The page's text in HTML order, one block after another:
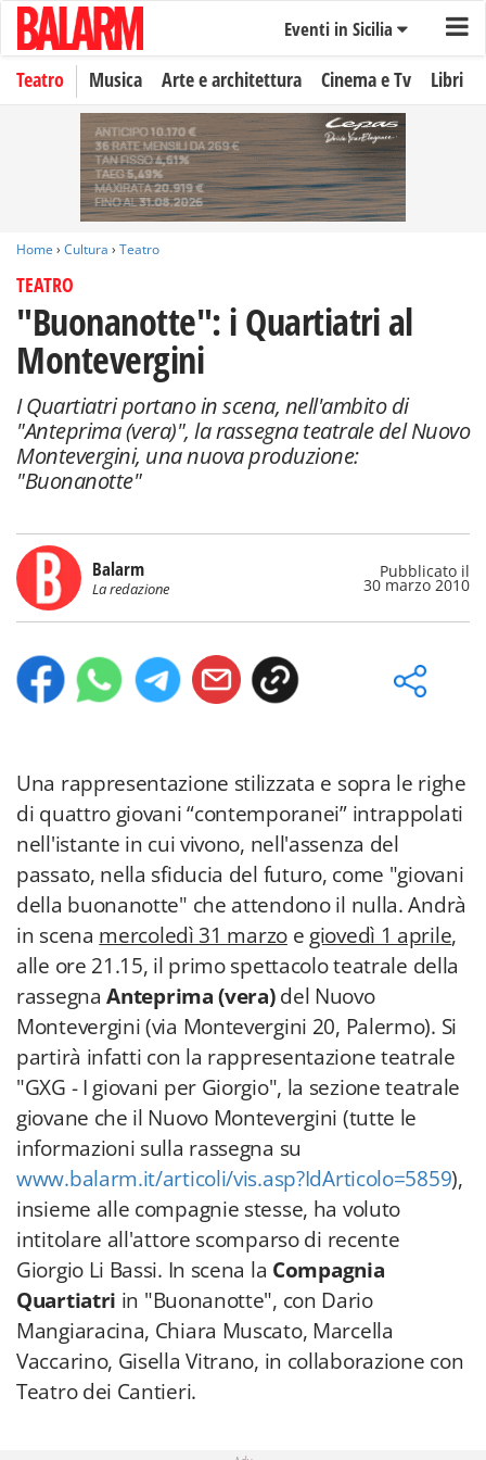
Eventi in Sicilia
Teatro Musica Arte e architettura Cinema e Tv Libri
Home › Cultura › Teatro
TEATRO
"Buonanotte": i Quartiatri al
Montevergini
I Quartiatri portano in scena, nell'ambito di
"Anteprima (vera)", la rassegna teatrale del Nuovo
Montevergini, una nuova produzione:
"Buonanotte"
Balarm
La redazione
Pubblicato il
30 marzo 2010
Una rappresentazione stilizzata e sopra le righe
di quattro giovani “contemporanei” intrappolati
nell'istante in cui vivono, nell'assenza del
passato, nella sfiducia del futuro, come "giovani
della buonanotte" che attendono il nulla. Andrà
in scena mercoledì 31 marzoe giovedì 1 aprile,
alle ore 21.15, il primo spettacolo teatrale della
rassegnaAnteprima (vera)del Nuovo
Montevergini (via Montevergini 20, Palermo). Si
partirà infatti con la rappresentazione teatrale
"GXG - I giovani per Giorgio", la sezione teatrale
giovane che il Nuovo Montevergini (tutte le
informazioni sulla rassegna su
www.balarm.it/articoli/vis.asp?IdArticolo=5859),
insieme alle compagnie stesse, ha voluto
intitolare all'attore scomparso di recente
Giorgio Li Bassi. In scena la Compagnia
Quartiatri in "Buonanotte", con Dario
Mangiaracina, Chiara Muscato, Marcella
Vaccarino, Gisella Vitrano, in collaborazione con
Teatro dei Cantieri.